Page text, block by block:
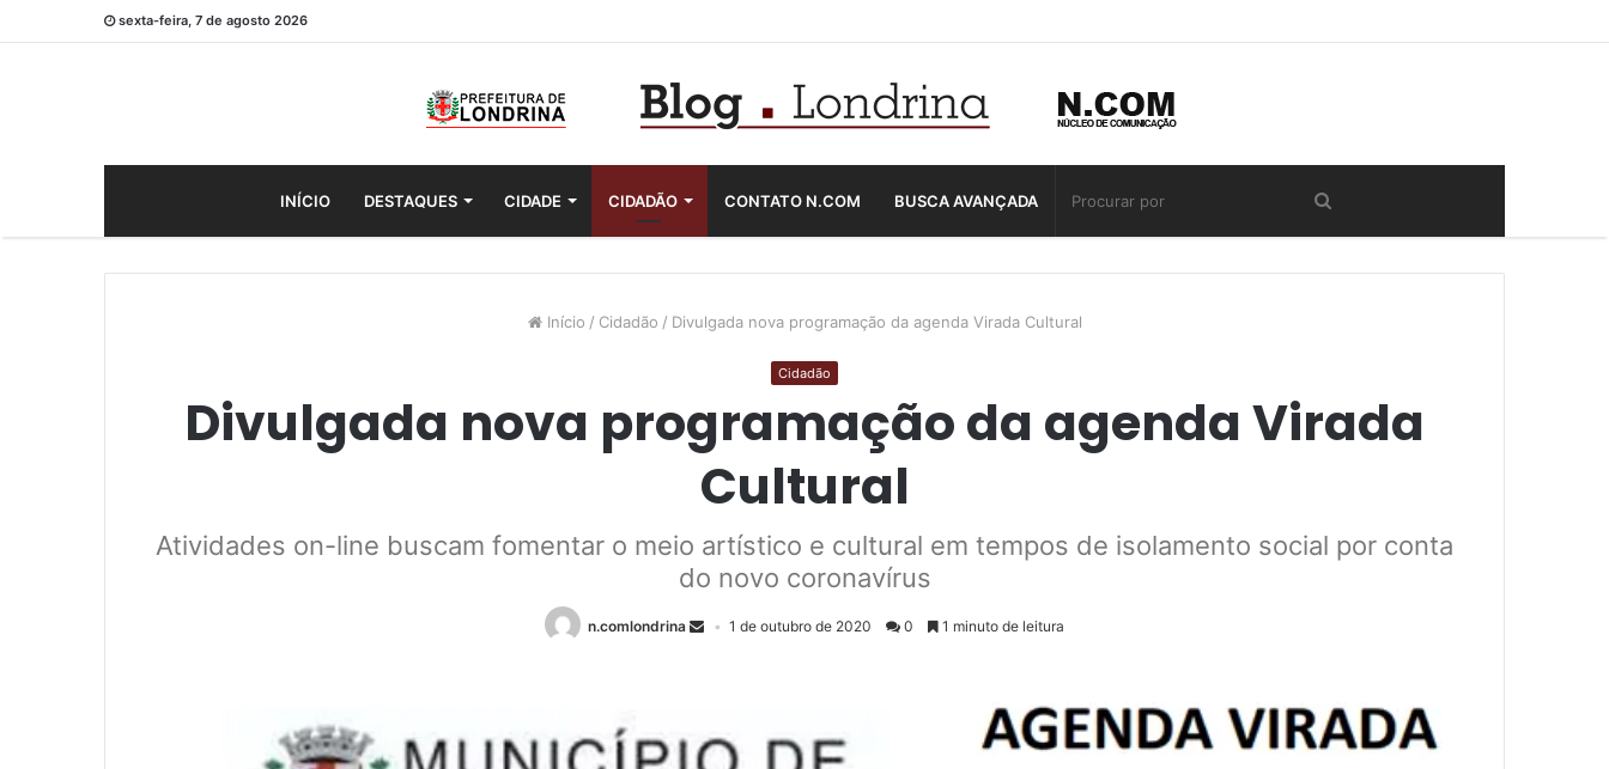
sexta-feira, 7 de agosto 2026
INÍCIO DESTAQUES CIDADE CIDADÃO CONTATO N.COM BUSCA AVANÇADA
Início / Cidadão / Divulgada nova programação da agenda Virada Cultural
Cidadão
Divulgada nova programação da agenda Virada
Cultural
Atividades on-line buscam fomentar o meio artístico e cultural em tempos de isolamento social por conta
do novo coronavírus
n.comlondrina 1 de outubro de 2020 0 1 minuto de leitura